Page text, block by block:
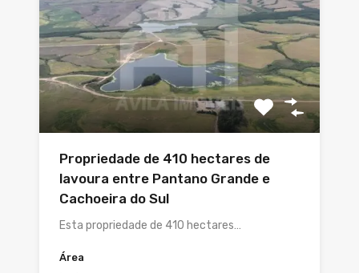
Propriedade de 410 hectares de
lavoura entre Pantano Grande e
Cachoeira do Sul
Esta propriedade de 410 hectares…
Área